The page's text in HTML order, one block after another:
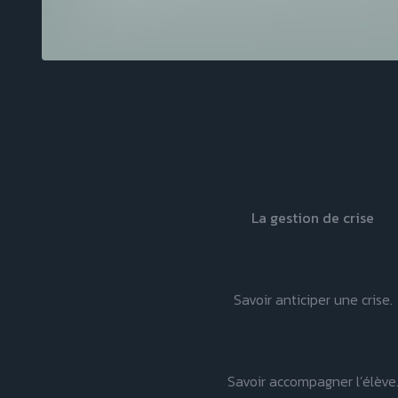
La gestion de crise
Savoir anticiper une crise.
Savoir accompagner l’élève.